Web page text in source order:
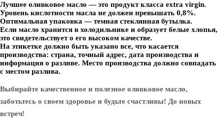
Лучшее оливковое масло — это продукт класса extra virgin.
Уровень кислотности масла не должен превышать 0,8%.
Оптимальная упаковка — темная стеклянная бутылка.
Если масло хранится в холодильнике и образует белые хлопья,
это свидетельствует о его высоком качестве.
На этикетке должно быть указано все, что касается
производства: страна, точный адрес, дата производства и
информация о разливе. Место производства должно совпадать
с местом разлива.
Выбирайте качественное и полезное оливковое масло,
заботьтесь о своем здоровье и будьте счастливы! До новых
встреч!